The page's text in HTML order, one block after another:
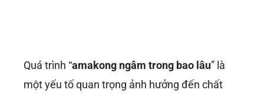
Quá trình “amakong ngâm trong bao lâu” là
một yếu tố quan trọng ảnh hưởng đến chất